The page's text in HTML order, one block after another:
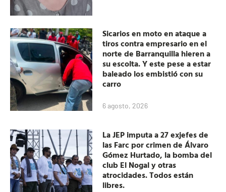
Sicarios en moto en ataque a
tiros contra empresario en el
norte de Barranquilla hieren a
su escolta. Y este pese a estar
baleado los embistió con su
carro
6 agosto, 2026
La JEP imputa a 27 exjefes de
las Farc por crimen de Álvaro
Gómez Hurtado, la bomba del
club El Nogal y otras
atrocidades. Todos están
libres.